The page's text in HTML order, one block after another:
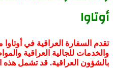
أوتاوا
تقدم السفارة العراقية في
والخدمات للجالية العراقية
بالشؤون العراقية. قد تشمل هذه